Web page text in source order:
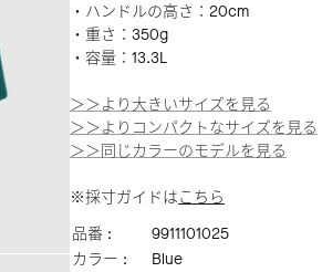
・ハンドルの高さ：20cm
・重さ：350g
・容量：13.3L
＞＞より大きいサイズを見る
＞＞よりコンパクトなサイズを見る
＞＞同じカラーのモデルを見る
※採寸ガイドはこちら
品番 :
9911101025
カラー :
Blue